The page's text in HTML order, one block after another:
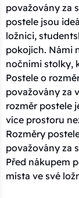
považovány za
postele jsou
ložnici,
pokojích. Námi
nočními stolky,
Postele o
považovány za
rozměr postele
více prostoru
Rozměry
považovány za
Před nákupem
místa ve své